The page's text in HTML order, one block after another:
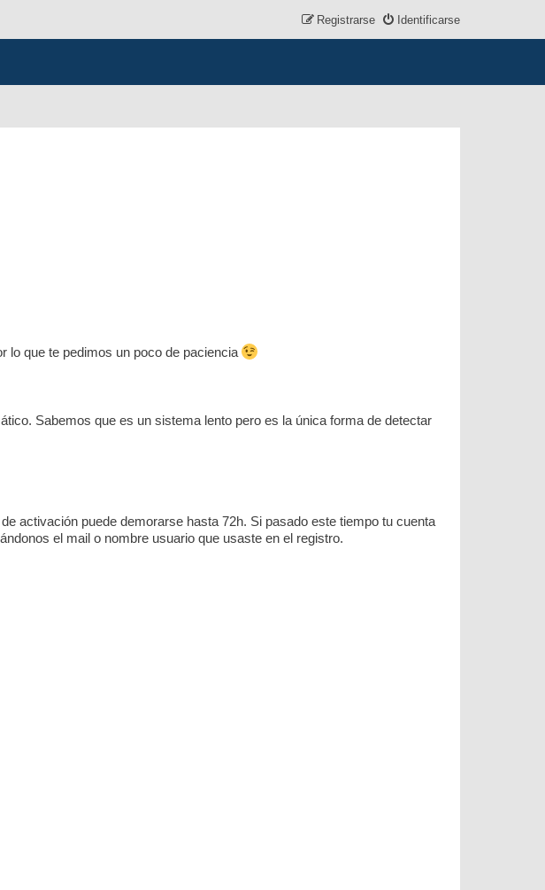
Identificarse
Registrarse
lo que te pedimos un poco de paciencia
Sabemos que es un sistema lento pero es la única forma de detectar
activación puede demorarse hasta 72h. Si pasado este tiempo tu cuenta
el mail o nombre usuario que usaste en el registro.